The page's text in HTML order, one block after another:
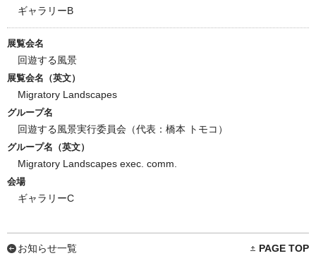
ギャラリーB
展覧会名
回遊する風景
展覧会名（英文）
Migratory Landscapes
グループ名
回遊する風景実行委員会（代表：橋本 トモコ）
グループ名（英文）
Migratory Landscapes exec. comm.
会場
ギャラリーC
お知らせ一覧 PAGE TOP